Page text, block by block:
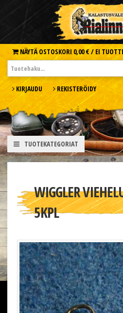
NÄYTÄ OSTOSKORI 0,00 € / EI
KIRJAUDU REKISTERÖIDY
TUOTEKATEGORIAT
WIGGLER
5KPL